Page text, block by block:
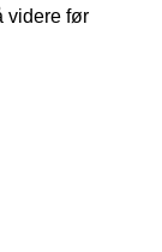
videre før